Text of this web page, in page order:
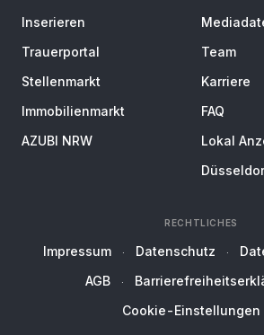
Inserieren
Trauerportal
Stellenmarkt
Immobilienmarkt
AZUBI NRW
Team
Karriere
FAQ
Lokal
RECHTLICHES
Impressum Datenschutz
AGB
Cookie-Einstellungen